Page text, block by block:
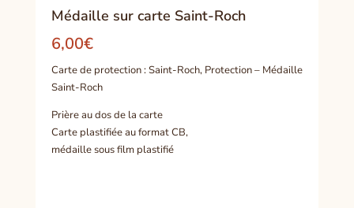
Médaille sur carte Saint-Roch
6,00€
Carte de protection : Saint-Roch, Protection – Médaille
Saint-Roch
Prière au dos de la carte
Carte plastifiée au format CB,
médaille sous film plastifié